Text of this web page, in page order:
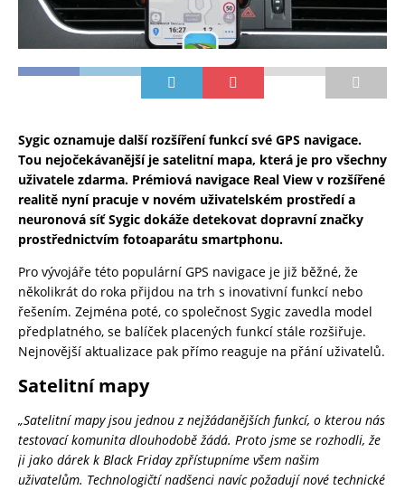
Sygic oznamuje další rozšíření funkcí své GPS navigace.
Tou nejočekávanější je satelitní mapa, která je pro všechny
uživatele zdarma. Prémiová navigace Real View v rozšířené
realitě nyní pracuje v novém uživatelském prostředí a
neuronová síť Sygic dokáže detekovat dopravní značky
prostřednictvím fotoaparátu smartphonu.
Pro vývojáře této populární GPS navigace je již běžné, že
několikrát do roka přijdou na trh s inovativní funkcí nebo
řešením. Zejména poté, co společnost Sygic zavedla model
předplatného, se balíček placených funkcí stále rozšiřuje.
Nejnovější aktualizace pak přímo reaguje na přání uživatelů.
Satelitní mapy
„Satelitní mapy jsou jednou z nejžádanějších funkcí, o kterou nás
testovací komunita dlouhodobě žádá. Proto jsme se rozhodli, že
ji jako dárek k Black Friday zpřístupníme všem našim
uživatelům. Technologičtí nadšenci navíc požadují nové technické